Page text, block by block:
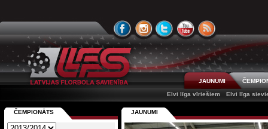
JAUNUMI
Elvi līga vīriešiem
Elvi līga
JAUNUMI
ČEMPIONĀTS